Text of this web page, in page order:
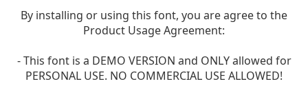
By installing or using this font, you are agree to the
Product Usage Agreement:
- This font is a DEMO VERSION and ONLY allowed for
PERSONAL USE. NO COMMERCIAL USE ALLOWED!